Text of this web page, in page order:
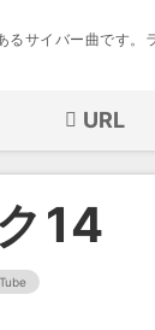
るサイバー曲です
URL
14